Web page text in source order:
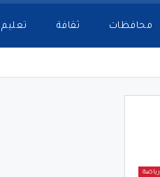
محافظات ثقافة تعليم
رياضة